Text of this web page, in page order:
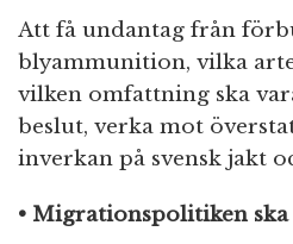
Att få undantag från
blyammunition, vilka
vilken omfattning ska
beslut, verka mot
inverkan på svensk jakt
• Migrationspolitiken ska